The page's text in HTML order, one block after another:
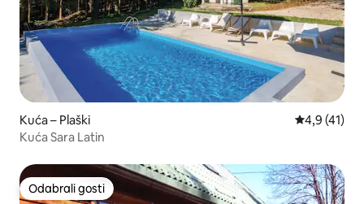
Kuća – Plaški Prosječna
4,9 (41)
Kuća Sara Latin
Odabrali gosti
Odabrali gosti